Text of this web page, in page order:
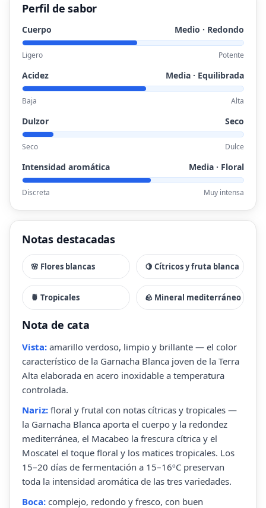
Perfil de sabor
Cuerpo Medio · Redondo
Ligero Potente
Acidez Media · Equilibrada
Baja Alta
Dulzor Seco
Seco Dulce
Intensidad aromática Media · Floral
Discreta Muy intensa
Notas destacadas
🌸 Flores blancas 🍋 Cítricos y fruta blanca
🍍 Tropicales 🪨 Mineral mediterráneo
Nota de cata
Vista: amarillo verdoso, limpio y brillante — el color
característico de la Garnacha Blanca joven de la Terra
Alta elaborada en acero inoxidable a temperatura
controlada.
Nariz: floral y frutal con notas cítricas y tropicales —
la Garnacha Blanca aporta el cuerpo y la redondez
mediterránea, el Macabeo la frescura cítrica y el
Moscatel el toque floral y los matices tropicales. Los
15–20 días de fermentación a 15–16ºC preservan
toda la intensidad aromática de las tres variedades.
Boca: complejo, redondo y fresco, con buen